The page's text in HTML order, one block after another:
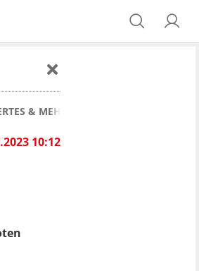
& MEHR
10:12